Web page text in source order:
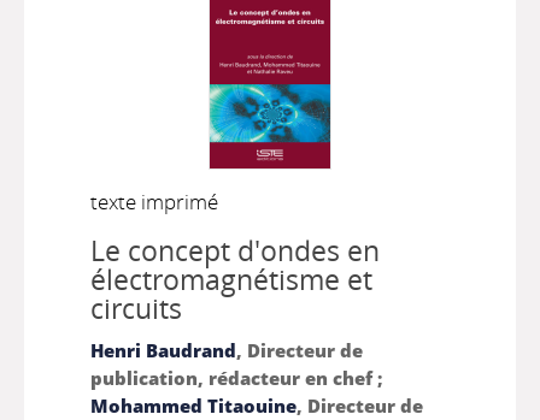
texte imprimé
Le concept d'ondes en
électromagnétisme et
circuits
Henri Baudrand, Directeur de
publication, rédacteur en chef ;
Mohammed Titaouine, Directeur de